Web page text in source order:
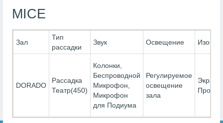
MICE
Зал
Тип
рассадки
Звук Освещение
DORADO
Рассадка
Театр(450)
Колонки,
Беспроводной
Микрофон,
Микрофон
для Подиума
Регулируемое
освещение
зала
Экран,